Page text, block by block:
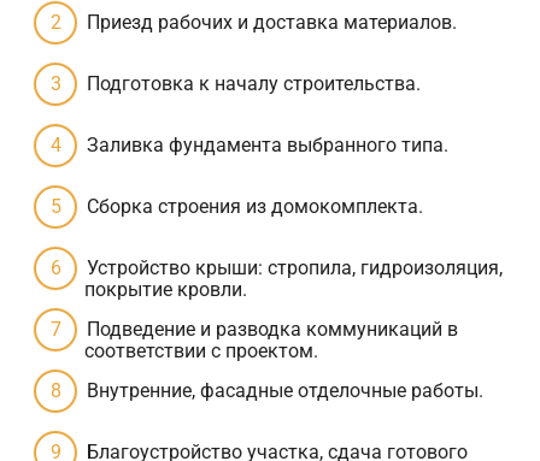
Приезд рабочих и доставка материалов.
Подготовка к началу строительства.
Заливка фундамента выбранного типа.
Сборка строения из домокомплекта.
Устройство крыши: стропила, гидроизоляция,
покрытие кровли.
Подведение и разводка коммуникаций в
соответствии с проектом.
Внутренние, фасадные отделочные работы.
Благоустройство участка, сдача готового